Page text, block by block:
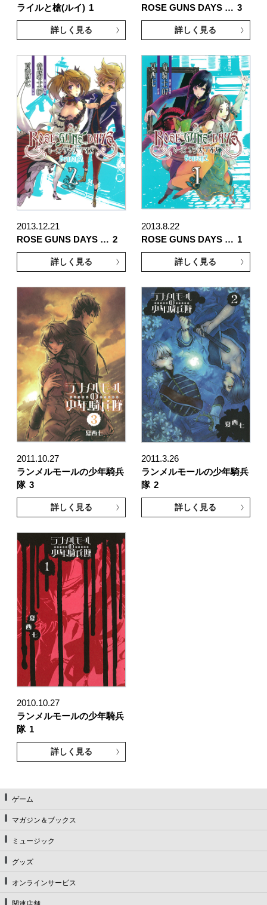
ライルと槍(ルイ) 1
詳しく見る
ROSE GUNS DAYS … 3
詳しく見る
2013.12.21
ROSE GUNS DAYS … 2
詳しく見る
2013.8.22
ROSE GUNS DAYS … 1
詳しく見る
2011.10.27
ランメルモールの少年騎兵
隊 3
詳しく見る
2011.3.26
ランメルモールの少年騎兵
隊 2
詳しく見る
2010.10.27
ランメルモールの少年騎兵
隊 1
詳しく見る
ゲーム
マガジン＆ブックス
ミュージック
グッズ
オンラインサービス